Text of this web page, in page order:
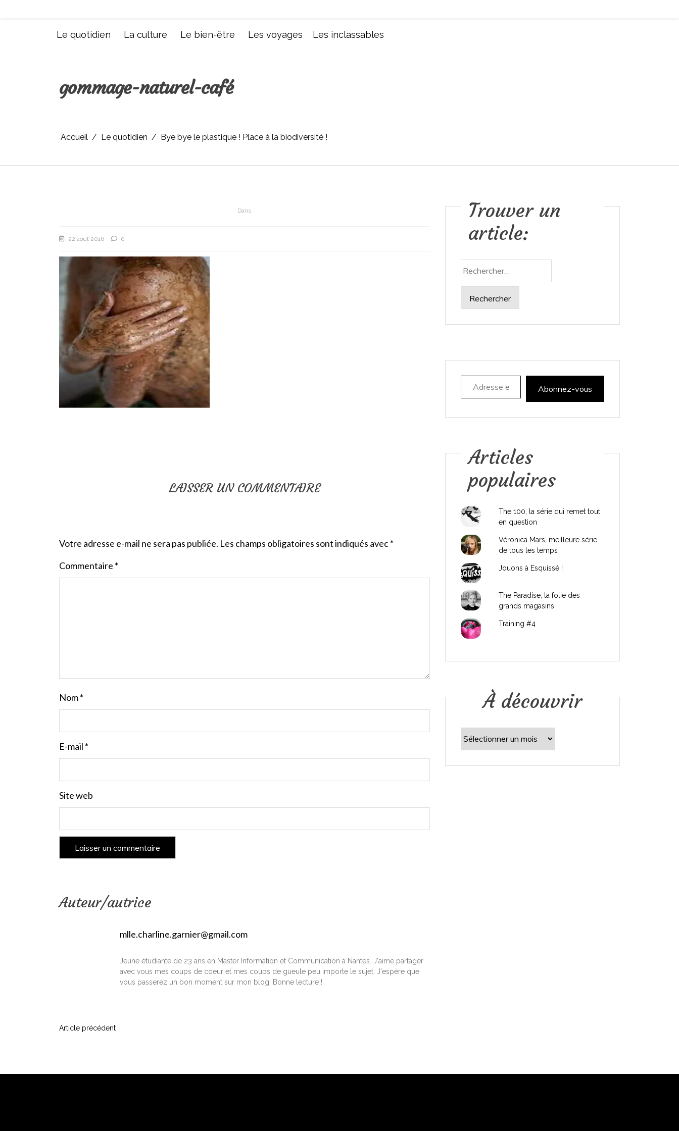
Le quotidien La culture Le bien-être Les voyages Les inclassables
gommage-naturel-café
Accueil Le quotidien Bye bye le plastique ! Place à la biodiversité !
Dans
22 août 2016 0
LAISSER UN COMMENTAIRE
Votre adresse e-mail ne sera pas publiée. Les champs obligatoires sont indiqués avec*
Commentaire *
Nom*
E-mail *
Site web
Auteur/autrice
mlle.charline.garnier@gmail.com
Jeune étudiante de 23 ans en Master Information et Communication à Nantes. J'aime partager
avec vous mes coups de coeur et mes coups de gueule peu importe le sujet. J'espère que
vous passerez un bon moment sur mon blog. Bonne lecture !
N
v
Article précédent
Trouver un
article:
Adresse e-mail
Abonnez-vous
Articles
populaires
The 100, la série qui remet tout
en question
Véronica Mars, meilleure série
de tous les temps
Jouons à Esquissé !
The Paradise, la folie des
grands magasins
Training #4
À découvrir
découvrir